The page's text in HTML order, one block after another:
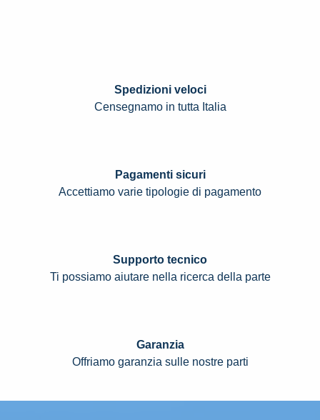
Spedizioni veloci
Censegnamo in tutta Italia
Pagamenti sicuri
Accettiamo varie tipologie di pagamento
Supporto tecnico
Ti possiamo aiutare nella ricerca della parte
Garanzia
Offriamo garanzia sulle nostre parti